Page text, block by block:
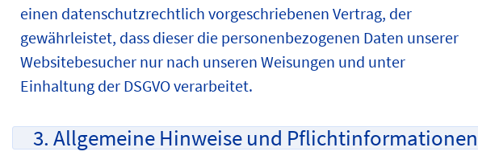
einen datenschutzrechtlich vorgeschriebenen Vertrag, der
gewährleistet, dass dieser die personenbezogenen Daten unserer
Websitebesucher nur nach unseren Weisungen und unter
Einhaltung der DSGVO verarbeitet.
3. Allgemeine Hinweise und Pflicht­informationen